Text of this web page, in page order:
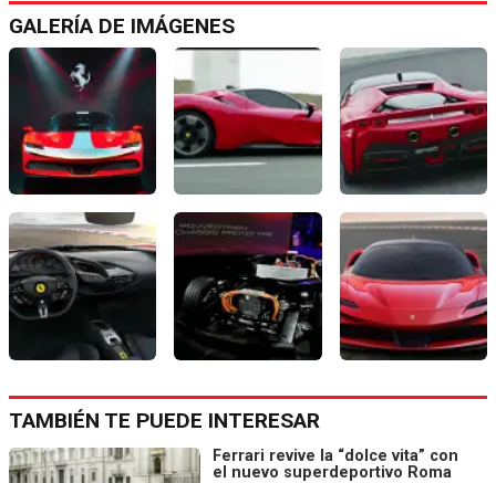
GALERÍA DE IMÁGENES
TAMBIÉN TE PUEDE INTERESAR
Ferrari revive la “dolce vita” con
el nuevo superdeportivo Roma